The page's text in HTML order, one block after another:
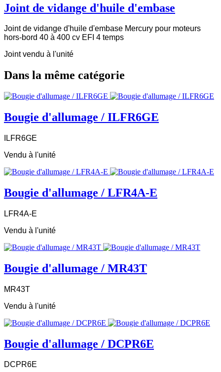
Joint de vidange d'huile d'embase
Joint de vidange d'huile d'embase Mercury pour moteurs
hors-bord 40 à 400 cv EFI 4 temps
Joint vendu à l'unité
Dans la même catégorie
Bougie d'allumage / ILFR6GE
ILFR6GE
Vendu à l'unité
Bougie d'allumage / LFR4A-E
LFR4A-E
Vendu à l'unité
Bougie d'allumage / MR43T
MR43T
Vendu à l'unité
Bougie d'allumage / DCPR6E
DCPR6E